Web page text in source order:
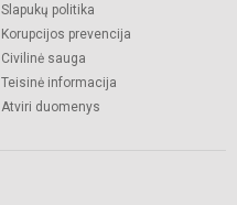
Slapukų politika
Korupcijos prevencija
Civilinė sauga
Teisinė informacija
Atviri duomenys